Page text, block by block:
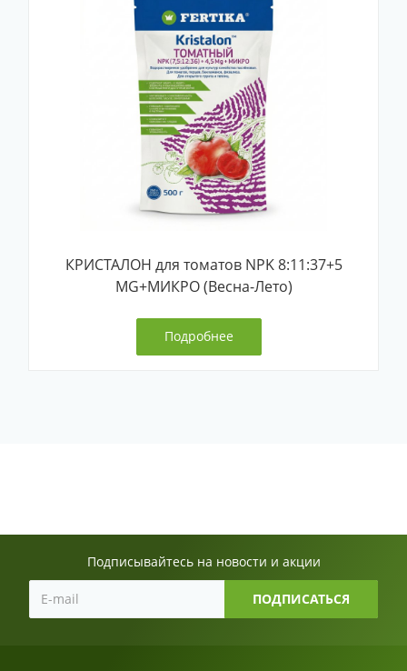
КРИСТАЛОН для томатов NPK 8:11:37+5
MG+МИКРО (Весна-Лето)
Подробнее
Подписывайтесь на новости и акции